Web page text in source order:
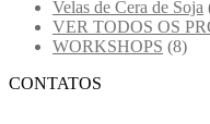
Velas de Cera de Soja
VER TODOS OS
WORKSHOPS (8)
CONTATOS